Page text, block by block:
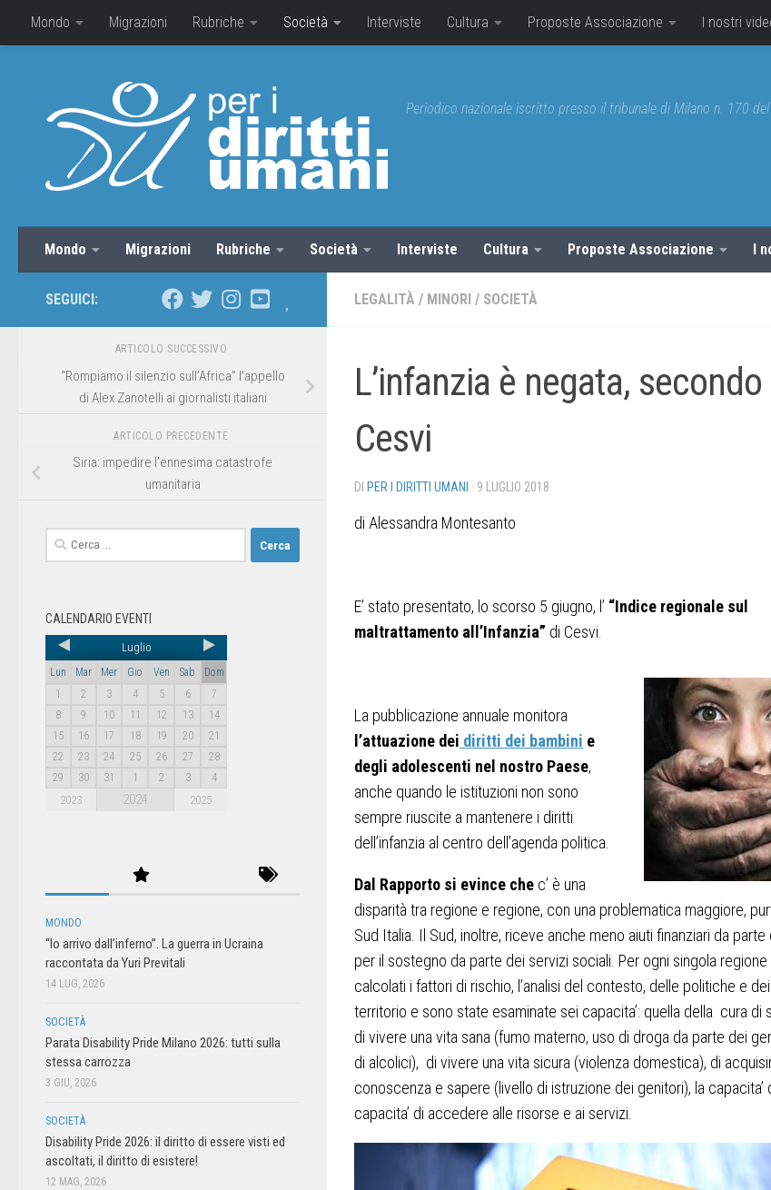
Mondo Migrazioni Rubriche Società Interviste Cultura Proposte Associazione I nostri
Periodico nazionale iscritto presso il tribunale di Milano n. 170
Mondo Migrazioni Rubriche Società Interviste Cultura Proposte Associazione I
LEGALITÀ / MINORI / SOCIETÀ
L’infanzia è negata,
Cesvi
DI PER I DIRITTI UMANI · 9 LUGLIO 2018
di Alessandra Montesanto
E’ stato presentato, lo scorso 5 giugno, l’ “Indice regionale sul
maltrattamento all’Infanzia” di Cesvi.
La pubblicazione annuale monitora
l’attuazione dei diritti dei bambini e
degli adolescenti nel nostro Paese,
anche quando le istituzioni non sono
sempre riuscite a mantenere i diritti
dell’infanzia al centro dell’agenda politica.
Dal Rapporto si evince che c’ è una
disparità tra regione e regione, con una problematica maggiore,
Sud Italia. Il Sud, inoltre, riceve anche meno aiuti finanziari da
per il sostegno da parte dei servizi sociali. Per ogni singola
calcolati i fattori di rischio, l’analisi del contesto, delle politiche e
territorio e sono state esaminate sei capacita’: quella della cura di
di vivere una vita sana (fumo materno, uso di droga da parte dei
di alcolici), di vivere una vita sicura (violenza domestica), di
conoscenza e sapere (livello di istruzione dei genitori), la capacita’
capacita’ di accedere alle risorse e ai servizi.
SEGUICI:
ARTICOLO SUCCESSIVO
“Rompiamo il silenzio sull’Africa” l’appello
di Alex Zanotelli ai giornalisti italiani
ARTICOLO PRECEDENTE
Siria: impedire l’ennesima catastrofe
umanitaria
CALENDARIO EVENTI
Luglio
Lun Mar Mer Gio Ven Sab
Dom
1
2 3 4 5 6
7
8
9 10 11 12 13
14
15
16 17 18 19 20
21
22
23 24 25 26 27
28
29
30 31 1 2 3 4
2023 2024 2025
MONDO
“Io arrivo dall’inferno”. La guerra in Ucraina
raccontata da Yuri Previtali
14 LUG, 2026
SOCIETÀ
Parata Disability Pride Milano 2026: tutti sulla
stessa carrozza
3 GIU, 2026
SOCIETÀ
Disability Pride 2026: il diritto di essere visti ed
ascoltati, il diritto di esistere!
12 MAG, 2026